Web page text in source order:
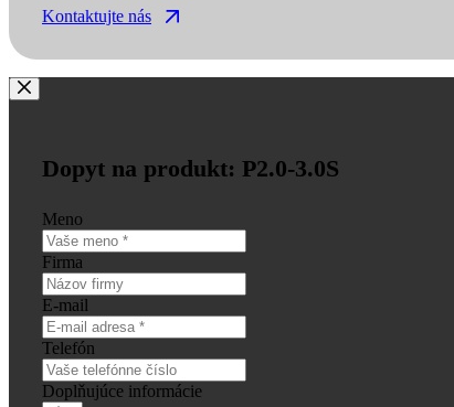
Kontaktujte nás
Dopyt na produkt: P2.0-3.0S
Meno
Firma
E-mail
Telefón
Doplňujúce informácie